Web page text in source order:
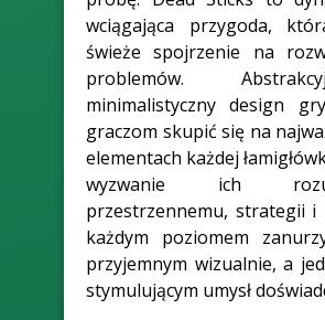
wciągająca przygoda,
świeże spojrzenie na
problemów.
minimalistyczny design
graczom skupić się na
elementach każdej
wyzwanie ich
przestrzennemu, strategii i
każdym poziomem
przyjemnym wizualnie, a
stymulującym umysł